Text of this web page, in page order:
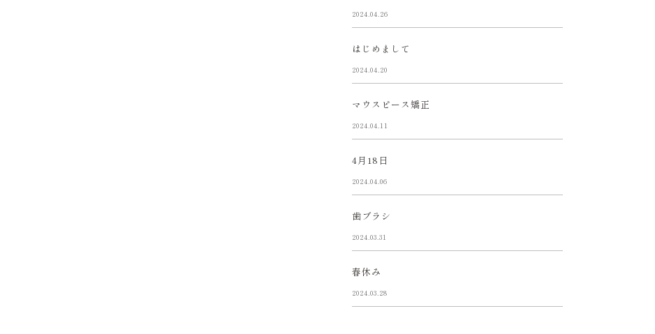
2024.04.26
はじめまして
2024.04.20
マウスピース矯正
2024.04.11
4月18日
2024.04.06
歯ブラシ
2024.03.31
春休み
2024.03.28